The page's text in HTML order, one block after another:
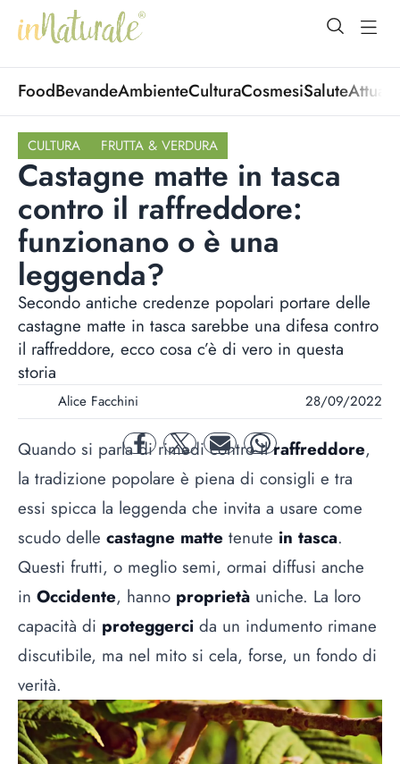
open
FoodBevandeAmbienteCulturaCosmesiSalute
CULTURA FRUTTA & VERDURA
Castagne matte in tasca
contro il raffreddore:
funzionano o è una
leggenda?
Secondo antiche credenze popolari portare delle
castagne matte in tasca sarebbe una difesa contro
il raffreddore, ecco cosa c’è di vero in questa
storia
Alice Facchini 28/09/2022
facebooktwitter mail whatsapp
Quando si parla di rimedi contro ilraffreddore,
la tradizione popolare è piena di consigli e tra
essi spicca la leggenda che invita a usare come
scudo delle castagne matte tenute in tasca.
Questi frutti, o meglio semi, ormai diffusi anche
in Occidente, hanno proprietà uniche. La loro
capacità di proteggerci da un indumento rimane
discutibile, ma nel mito si cela, forse, un fondo di
verità.